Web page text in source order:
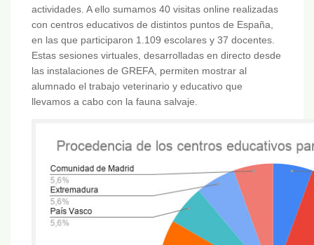
actividades. A ello sumamos 40 visitas online realizadas
con centros educativos de distintos puntos de España,
en las que participaron 1.109 escolares y 37 docentes.
Estas sesiones virtuales, desarrolladas en directo desde
las instalaciones de GREFA, permiten mostrar al
alumnado el trabajo veterinario y educativo que
llevamos a cabo con la fauna salvaje.